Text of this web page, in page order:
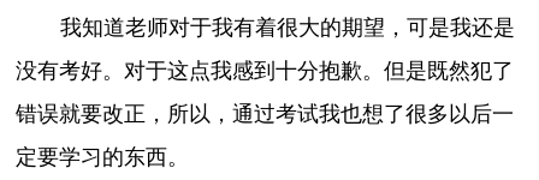
我知道老师对于我有着很大的期望，可是我还是
没有考好。对于这点我感到十分抱歉。但是既然犯了
错误就要改正，所以，通过考试我也想了很多以后一
定要学习的东西。